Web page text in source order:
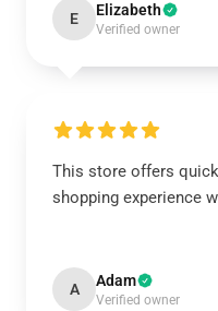
E Elizabeth
Verified owner
This store offers
shopping experience
A Adam
Verified owner